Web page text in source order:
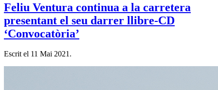
Feliu Ventura continua a la carretera
presentant el seu darrer llibre-CD
‘Convocatòria’
Escrit el 11 Mai 2021.